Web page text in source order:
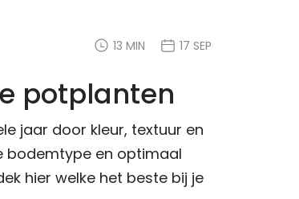
13 MIN 17 SEP
potplanten
jaar door kleur, textuur en
bodemtype en optimaal
hier welke het beste bij je